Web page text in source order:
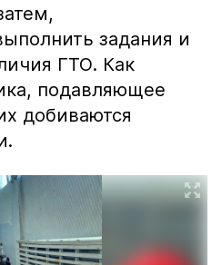
задания и
ГТО. Как
подавляющее
добиваются